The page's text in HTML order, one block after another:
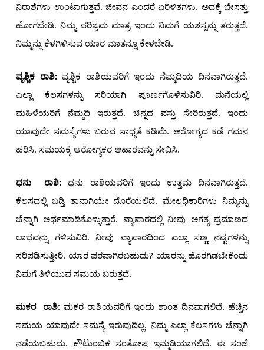
ನಿರಾಶೆಗಳು ಉಂಟಾಗುತ್ತವೆ. ಜೀವನ ಎಂದರೆ ಏರಿಳಿತಗಳು. ಅದಕ್ಕೆ ಬೇಸತ್ತು
ಹೋಗಬೇಡಿ. ನಿಮ್ಮ ಪರಿಶ್ರಮ ಮಾತ್ರ ಇಂದು ನಿಮಗೆ ಯಶಸ್ಸನ್ನು ತರುತ್ತದೆ.
ನಿಮ್ಮನ್ನು ಕೆಳಗಿಳಿಸುವ ಯಾರ ಮಾತನ್ನೂ ಕೇಳಬೇಡಿ.
ವೃಶ್ಚಿಕ ರಾಶಿ: ವೃಶ್ಚಿಕ ರಾಶಿಯವರಿಗೆ ಇಂದು ನೆಮ್ಮದಿಯ ದಿನವಾಗಿರುತ್ತದೆ.
ಎಲ್ಲಾ ಕೆಲಸಗಳನ್ನು ಸರಿಯಾಗಿ ಪೂರ್ಣಗೊಳಿಸುವಿರಿ. ಮನೆಯಲ್ಲಿ
ಮಹಿಳೆಯರಿಗೆ ನೆಮ್ಮದಿ ಇರುತ್ತದೆ. ಚಿನ್ನದ ವಸ್ತು ಸೇರಿರುತ್ತದೆ. ಇಂದು
ಯಾವುದೇ ಸಮಸ್ಯೆಗಳು ಬರುವ ಸಾಧ್ಯತೆ ಕಡಿಮೆ. ಆರೋಗ್ಯದ ಕಡೆ ಗಮನ
ಹರಿಸಿ. ಸಮಯಕ್ಕೆ ಆರೋಗ್ಯಕರ ಆಹಾರವನ್ನು ಸೇವಿಸಿ.
ಧನುರಾಶಿ:ಧನು ರಾಶಿಯವರಿಗೆ ಇಂದು ಉತ್ತಮ ದಿನವಾಗಿರುತ್ತದೆ.
ಕೆಲಸದಲ್ಲಿ ಬಡ್ತಿ ತಾನಾಗಿಯೇ ದೊರೆಯಲಿದೆ. ಮೇಲಧಿಕಾರಿಗಳು ನಿಮ್ಮನ್ನು
ಚೆನ್ನಾಗಿ ಅರ್ಥಮಾಡಿಕೊಳ್ಳುತ್ತಾರೆ. ವ್ಯಾಪಾರದಲ್ಲಿ ನೀವು ಅಗತ್ಯ ಪ್ರಮಾಣದ
ಲಾಭವನ್ನು ಗಳಿಸುವಿರಿ. ನೀವು ವ್ಯಾಪಾರದಿಂದ ಎಲ್ಲಾ ಸಣ್ಣ ನಷ್ಟಗಳನ್ನು
ಸರಿಪಡಿಸುತ್ತೀರಿ. ಯಾರ ಪರವಾಗಿರಬಹುದು? ಯಾರನ್ನು ಹೊರಗಿಡಬೇಕೆಂದು
ನಿಮಗೆ ತಿಳಿಯುವ ಸಮಯ ಬರುತ್ತದೆ.
ಮಕರ ರಾಶಿ: ಮಕರ ರಾಶಿಯವರಿಗೆ ಇಂದು ಶಾಂತ ದಿನವಾಗಲಿದೆ. ಹೆಚ್ಚಿನ
ಸಮಯ ಯಾವುದೇ ಸಮಸ್ಯೆ ಇರುವುದಿಲ್ಲ. ನಿಮ್ಮ ಎಲ್ಲಾ ಕೆಲಸಗಳು ಚೆನ್ನಾಗಿ
ನಡೆಯಬಹುದು. ಕೌಟುಂಬಿಕ ಸಂತೋಷ ಇಮ್ಮಡಿಯಾಗಲಿದೆ. ಈ ಸಂಜೆ